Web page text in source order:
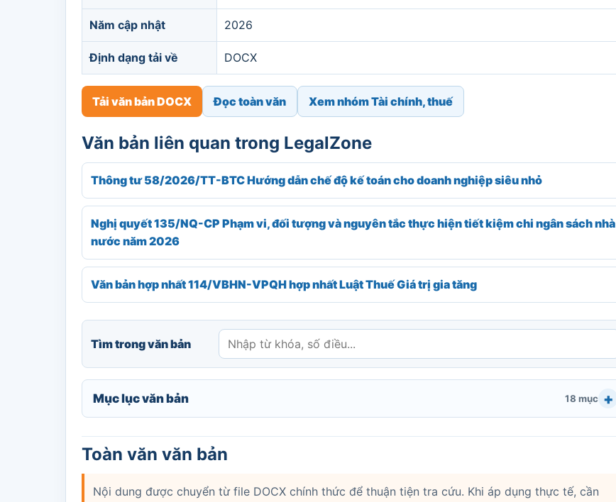
Năm cập nhật 2026
Định dạng tải về DOCX
Tải văn bản DOCX Đọc toàn văn Xem nhóm Tài chính, thuế
Văn bản liên quan trong LegalZone
Thông tư 58/2026/TT-BTC Hướng dẫn chế độ kế toán cho doanh nghiệp siêu nhỏ
Nghị quyết 135/NQ-CP Phạm vi, đối tượng và nguyên tắc thực hiện tiết kiệm chi ngân sách nhà
nước năm 2026
Văn bản hợp nhất 114/VBHN-VPQH hợp nhất Luật Thuế Giá trị gia tăng
Tìm trong văn bản
Mục lục văn bản 18 mục
Toàn văn văn bản
Nội dung được chuyển từ file DOCX chính thức để thuận tiện tra cứu. Khi áp dụng thực tế, cần